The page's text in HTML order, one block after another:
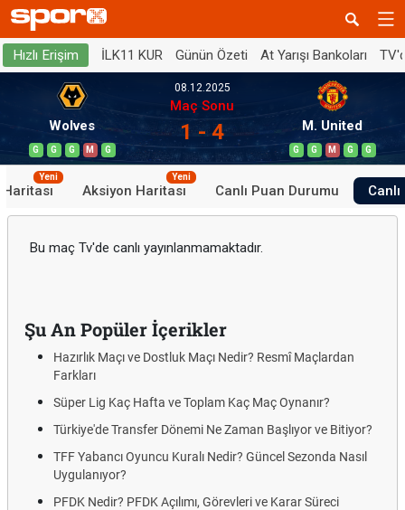
Hızlı Erişim İLK11 KUR Günün Özeti At Yarışı Bankoları
Wolves
G G G M G
08.12.2025
Maç Sonu
1 - 4 M. United
G G M G G
Haritası
Yeni
Aksiyon Haritası
Yeni
Canlı Puan Durumu
Bu maç Tv'de canlı yayınlanmamaktadır.
Şu An Popüler İçerikler
Hazırlık Maçı ve Dostluk Maçı Nedir? Resmî Maçlardan
Farkları
Süper Lig Kaç Hafta ve Toplam Kaç Maç Oynanır?
Türkiye'de Transfer Dönemi Ne Zaman Başlıyor ve Bitiyor?
TFF Yabancı Oyuncu Kuralı Nedir? Güncel Sezonda Nasıl
Uygulanıyor?
PFDK Nedir? PFDK Açılımı, Görevleri ve Karar Süreci